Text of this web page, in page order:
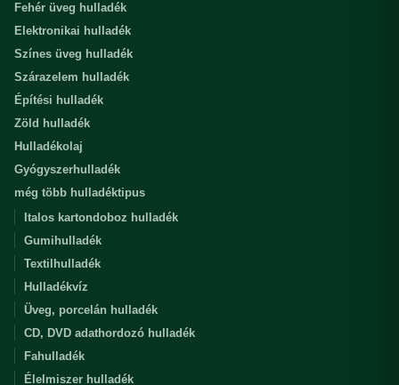
Fehér üveg hulladék
Elektronikai hulladék
Színes üveg hulladék
Szárazelem hulladék
Építési hulladék
Zöld hulladék
Hulladékolaj
Gyógyszerhulladék
még több hulladéktipus
Italos kartondoboz hulladék
Gumihulladék
Textilhulladék
Hulladékvíz
Üveg, porcelán hulladék
CD, DVD adathordozó hulladék
Fahulladék
Élelmiszer hulladék